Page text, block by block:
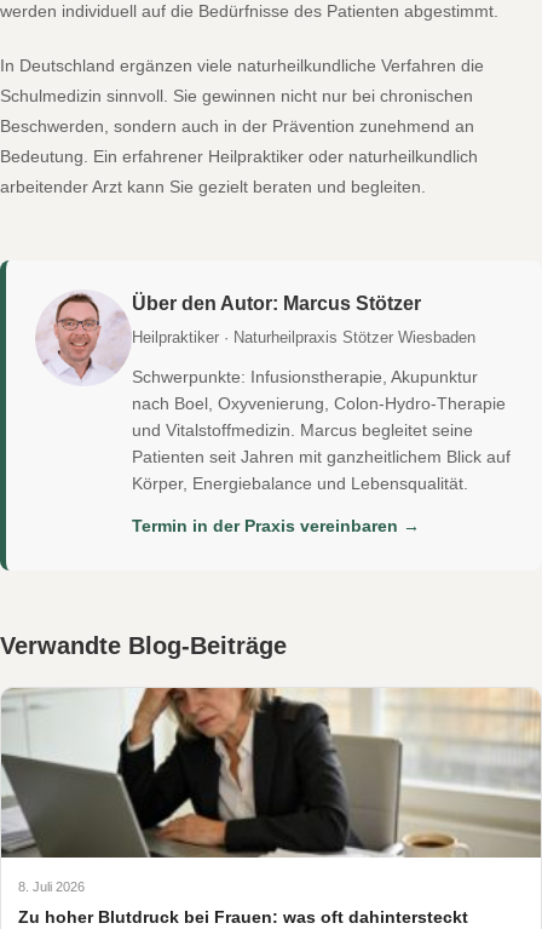
werden individuell auf die Bedürfnisse des Patienten abgestimmt.
In Deutschland ergänzen viele naturheilkundliche Verfahren die
Schulmedizin sinnvoll. Sie gewinnen nicht nur bei chronischen
Beschwerden, sondern auch in der Prävention zunehmend an
Bedeutung. Ein erfahrener Heilpraktiker oder naturheilkundlich
arbeitender Arzt kann Sie gezielt beraten und begleiten.
Über den Autor: Marcus Stötzer
Heilpraktiker · Naturheilpraxis Stötzer Wiesbaden
Schwerpunkte: Infusionstherapie, Akupunktur
nach Boel, Oxyvenierung, Colon-Hydro-Therapie
und Vitalstoffmedizin. Marcus begleitet seine
Patienten seit Jahren mit ganzheitlichem Blick auf
Körper, Energiebalance und Lebensqualität.
Termin in der Praxis vereinbaren →
Verwandte Blog-Beiträge
8. Juli 2026
Zu hoher Blutdruck bei Frauen: was oft dahintersteckt